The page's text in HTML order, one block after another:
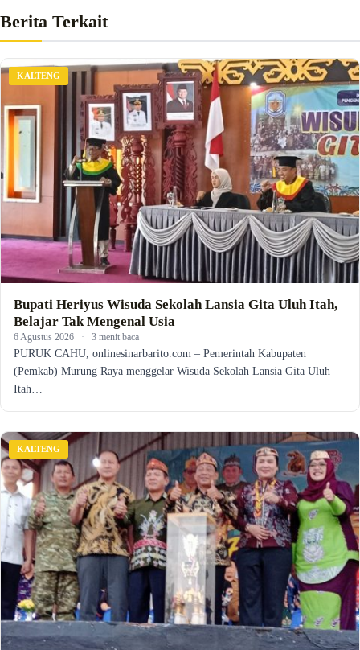
Berita Terkait
KALTENG
Bupati Heriyus Wisuda Sekolah Lansia Gita Uluh Itah,
Belajar Tak Mengenal Usia
6 Agustus 2026 · 3 menit baca
PURUK CAHU, onlinesinarbarito.com – Pemerintah Kabupaten
(Pemkab) Murung Raya menggelar Wisuda Sekolah Lansia Gita Uluh
Itah…
KALTENG